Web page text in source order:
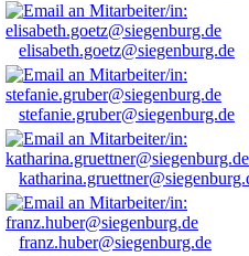
elisabeth.goetz@siegenburg.de
stefanie.gruber@siegenburg.de
franz.huber@siegenburg.de